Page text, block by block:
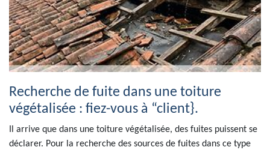
Recherche de fuite dans une toiture
végétalisée : fiez-vous à “client}.
Il arrive que dans une toiture végétalisée, des fuites puissent se
déclarer. Pour la recherche des sources de fuites dans ce type